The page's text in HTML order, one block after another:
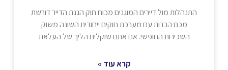
התנהלות מול דיירים המוגנים מכוח חוק הגנת הדייר דורשת
מכם הכרות עם מערכת חוקים ייחודית השונה משוק
השכירות החופשי. אם אתם שוקלים הליך של העלאת
קרא עוד »